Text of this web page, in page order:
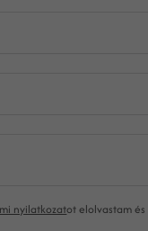
nyilatkozatot elolvastam